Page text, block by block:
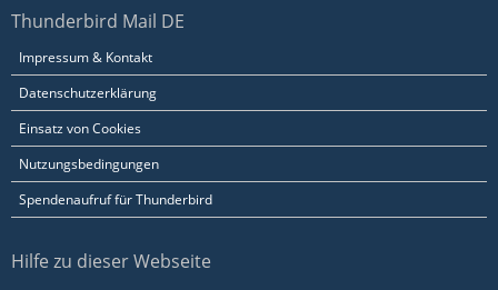
Thunderbird Mail DE
Impressum & Kontakt
Datenschutzerklärung
Einsatz von Cookies
Nutzungsbedingungen
Spendenaufruf für Thunderbird
Hilfe zu dieser Webseite